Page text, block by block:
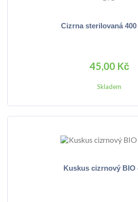
Cizrna sterilovaná 400
45,00 Kč
Skladem
Kuskus cizrnový BIO